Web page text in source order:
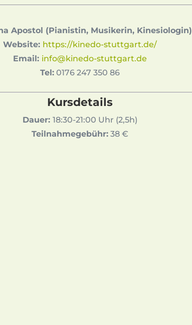
Apostol (Pianistin, Musikerin, Kinesiologin)
Website: https://kinedo-stuttgart.de/
Email: info@kinedo-stuttgart.de
Tel:0176 247 350 86
Kursdetails
Dauer: 18:30-21:00 Uhr (2,5h)
Teilnahmegebühr: 38 €